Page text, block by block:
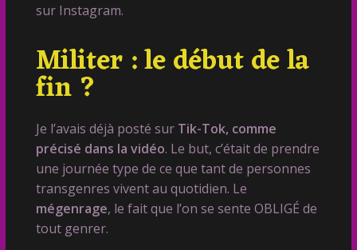
sur Instagram.
Militer : le début de la
fin ?
Je l’avais déjà posté sur Tik-Tok, comme
précisé dans la vidéo. Le but, c’était de prendre
une journée type de ce que tant de personnes
transgenres vivent au quotidien. Le
mégenrage, le fait que l’on se sente OBLIGÉ de
tout genrer.